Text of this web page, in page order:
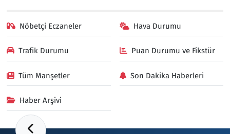
Nöbetçi Eczaneler Hava Durumu
Trafik Durumu Puan Durumu ve Fikstür
Tüm Manşetler Son Dakika Haberleri
Haber Arşivi